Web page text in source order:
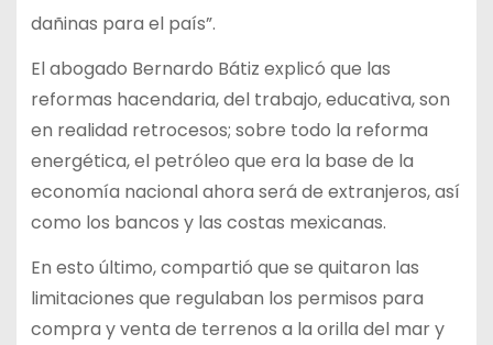
dañinas para el país”.
El abogado Bernardo Bátiz explicó que las
reformas hacendaria, del trabajo, educativa, son
en realidad retrocesos; sobre todo la reforma
energética, el petróleo que era la base de la
economía nacional ahora será de extranjeros, así
como los bancos y las costas mexicanas.
En esto último, compartió que se quitaron las
limitaciones que regulaban los permisos para
compra y venta de terrenos a la orilla del mar y